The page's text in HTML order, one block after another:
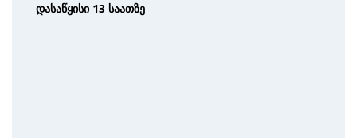
დასაწყისი 13 საათზე